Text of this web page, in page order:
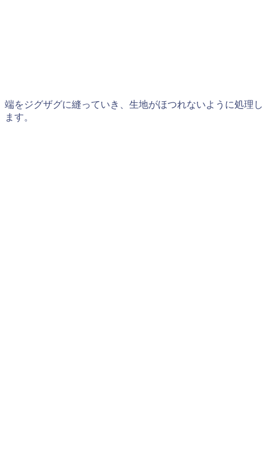
端をジグザグに縫っていき、生地がほつれないように処理し
ます。